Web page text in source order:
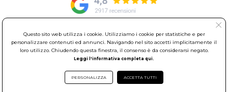
© Elettroservice Spa - Sede Legale: Via Leonardo da Vinci, 40 -
00015 Monterotondo Scalo (RM)
Partita Iva: 01586761007 - Codice Fiscale: 06634500588 Capitale
Sociale 1.600.000,00 Euro i.v. Iscritto al Registro delle Imprese di
Roma REA: RM-535144
Questo sito web utilizza i cookie. Utilizziamo i cookie per statistiche e per
personalizzare contenuti ed annunci. Navigando nel sito accetti implicitamente il
loro utilizzo. Chiudendo questa finestra, il consenso è da considerarsi negato.
Leggi l'informativa completa qui.
PERSONALIZZA ACCETTA TUTTI